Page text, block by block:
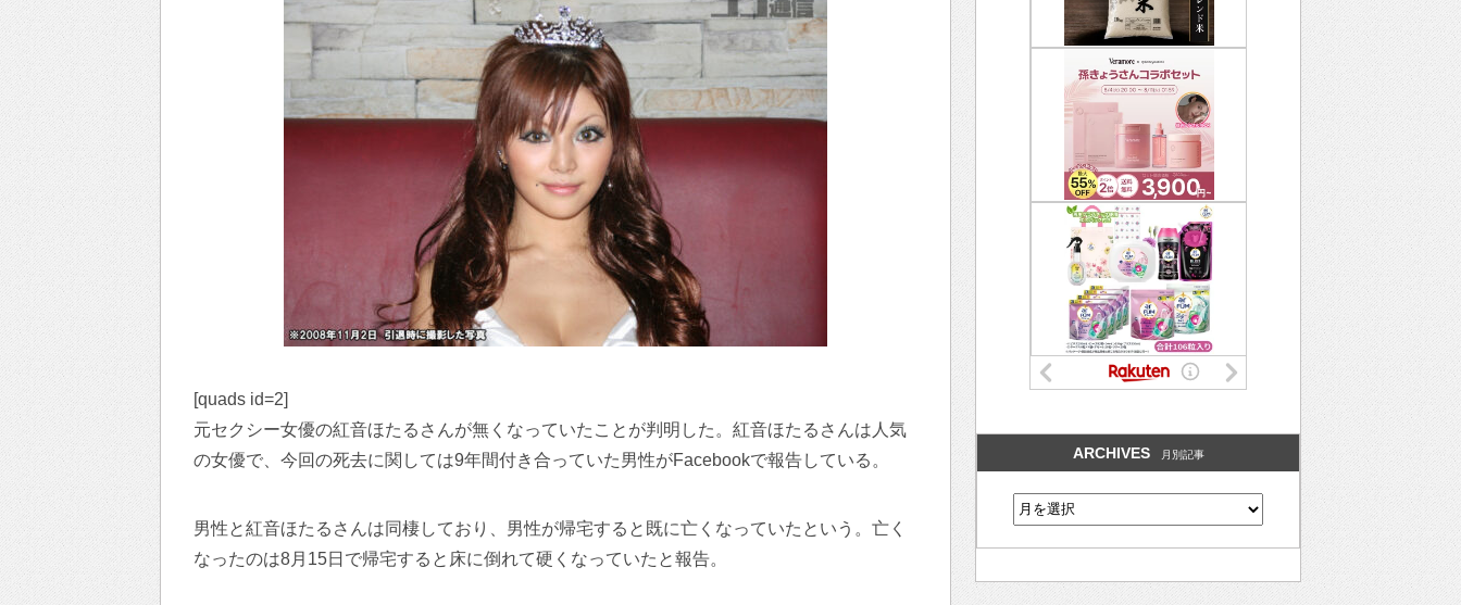
[quads id=2]
元セクシー女優の紅音ほたるさんが無くなっていたことが判明した。紅音ほたるさんは人気
の女優で、今回の死去に関しては9年間付き合っていた男性がFacebookで報告している。
男性と紅音ほたるさんは同棲しており、男性が帰宅すると既に亡くなっていたという。亡く
なったのは8月15日で帰宅すると床に倒れて硬くなっていたと報告。
ARCHIVES 月別記事